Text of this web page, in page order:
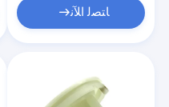
ﺎﺘﺼﻟ ﺍﻶﻧ